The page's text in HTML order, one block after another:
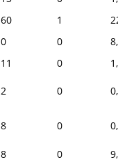
60 1
0 0
11 0
2 0
8 0
8 0